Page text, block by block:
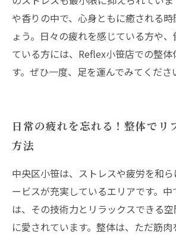
や香りの中で、心身ともに癒される
ょう。日々の疲れを感じている方や
ている方には、Reflex小笹店での整体
す。ぜひ一度、足を運んでみてくださ
日常の疲れを忘れる！整体でリ
方法
中央区小笹は、ストレスや疲労を和
ービスが充実しているエリアです。
は、その技術力とリラックスできる
に愛されています。整体は、ただ筋